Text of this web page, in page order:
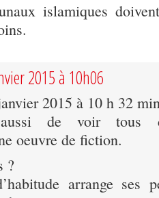
islamiques
2015 à 10h06
2015 à 10 h 32
de voir tous
oeuvre de fiction.
?
arrange ses